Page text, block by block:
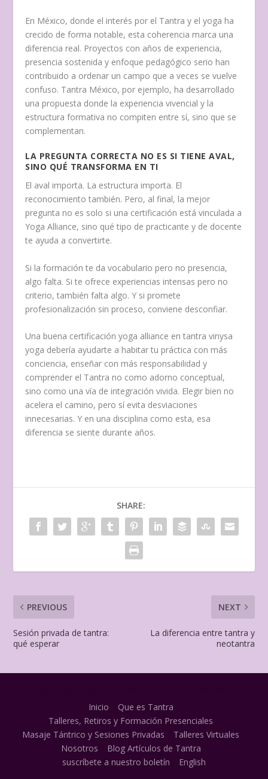
En México, donde el interés por el Tantra y el yoga ha
crecido de forma notable, esta coherencia marca una
diferencia real. Proyectos con años de experiencia,
presencia sostenida y enfoque pedagógico serio han
contribuido a ordenar un campo que a veces se vuelve
confuso. Tantra México, por ejemplo, ha desarrollado
una propuesta donde la experiencia vivencial y la
estructura formativa no compiten entre sí, sino que se
complementan.
LA PREGUNTA CORRECTA NO ES SI TIENE AVAL,
SINO QUÉ TRANSFORMA EN TI
El aval importa. La estructura importa. El
reconocimiento también. Pero, al final, la mejor
pregunta no es solo si una certificación está vinculada a
Yoga Alliance, sino qué tipo de practicante y de docente
te ayuda a convertirte.
Si la formación te da vocabulario pero no presencia,
algo falta. Si te ofrece experiencias intensas pero no
criterio, también falta algo. Y si promete
profesionalización sin proceso, conviene desconfiar.
Una buena certificación yoga alliance en tantra vinysa
yoga debería ayudarte a habitar tu práctica con más
conciencia, enseñar con más responsabilidad y
comprender el Tantra no como adorno conceptual,
sino como una vía de integración vivida. Elegir bien no
acelera el camino, pero sí evita desviaciones
innecesarias. Y en una disciplina como esta, esa
diferencia se siente durante años.
SHARE:
PREVIOUS
Sesión privada de tantra:
qué esperar
NEXT
La diferencia entre tantra y
neotantra
Inicio
Que es Tantra
Talleres, Retiros y Formación Presenciales
Masaje Tántrico y Sesiones Privadas
Talleres Virtuales
Nosotros
Blog Artículos de Tantra
suscríbete a nuestro boletín
English